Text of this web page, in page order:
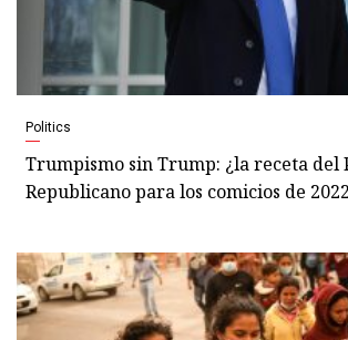
Politics
Trumpismo sin Trump: ¿la receta del
Republicano para los comicios de